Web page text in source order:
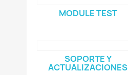
MODULE TEST
SOPORTE Y
ACTUALIZACIONES